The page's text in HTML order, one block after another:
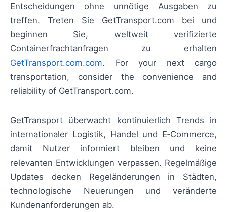
Entscheidungen ohne unnötige Ausgaben zu
treffen. Treten Sie GetTransport.com bei und
beginnen Sie, weltweit verifizierte
Containerfrachtanfragen zu erhalten
GetTransport.com.com. For your next cargo
transportation, consider the convenience and
reliability of GetTransport.com.
GetTransport überwacht kontinuierlich Trends in
internationaler Logistik, Handel und E‑Commerce,
damit Nutzer informiert bleiben und keine
relevanten Entwicklungen verpassen. Regelmäßige
Updates decken Regeländerungen in Städten,
technologische Neuerungen und veränderte
Kundenanforderungen ab.